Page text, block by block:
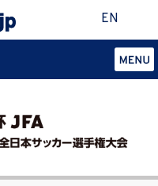
EN